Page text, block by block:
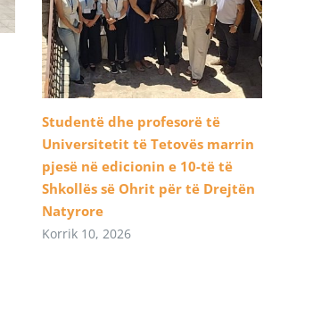
Studentë dhe profesorë të
Universitetit të Tetovës marrin
pjesë në edicionin e 10-të të
Shkollës së Ohrit për të Drejtën
Natyrore
Korrik 10, 2026